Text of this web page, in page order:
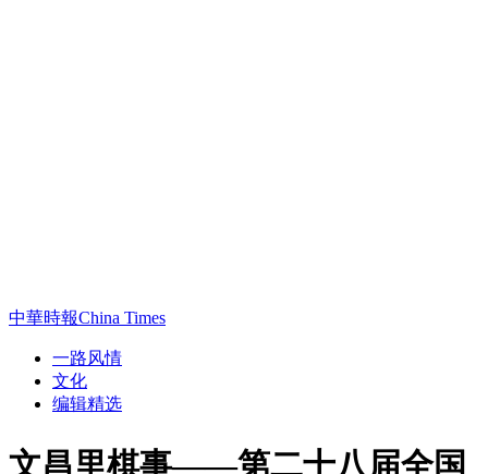
中華時報China Times
一路风情
文化
编辑精选
文昌里棋事——第二十八届全国